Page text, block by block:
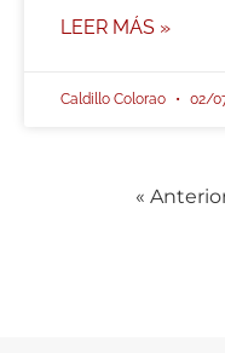
LEER MÁS »
Caldillo Colorao 02/
«